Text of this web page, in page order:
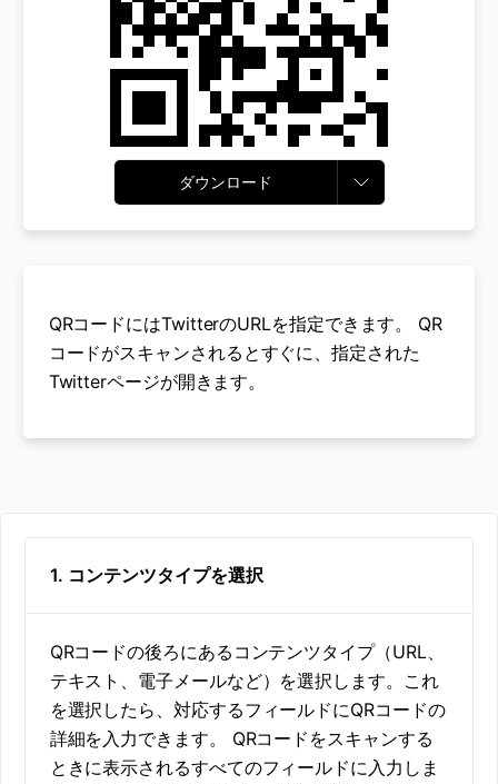
ダウンロード
QRコードにはTwitterのURLを指定できます。 QR
コードがスキャンされるとすぐに、指定された
Twitterページが開きます。
1. コンテンツタイプを選択
QRコードの後ろにあるコンテンツタイプ（URL、
テキスト、電子メールなど）を選択します。これ
を選択したら、対応するフィールドにQRコードの
詳細を入力できます。 QRコードをスキャンする
ときに表示されるすべてのフィールドに入力しま